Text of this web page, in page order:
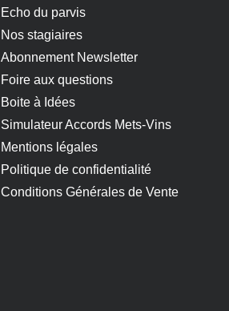
Echo du parvis
Nos stagiaires
Abonnement Newsletter
Foire aux questions
Boite à Idées
Simulateur Accords Mets-Vins
Mentions légales
Politique de confidentialité
Conditions Générales de Vente